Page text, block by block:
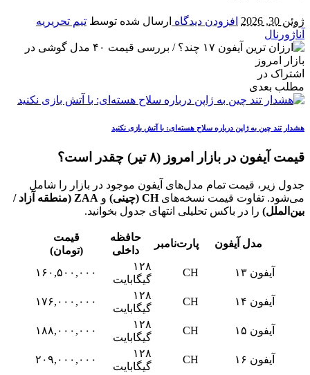
ژوئن 30, 2026 افزودن دیدگاه ارسال شده توسط تیم تحریریه
آناژورنال
اشتراک در
مطلب بعدی
هشدار تند چین به ژاپن درباره سلاح هسته‌ای: با آتش بازی نکنید
قیمت آیفون در بازار امروز (۸ تیر) چقدر است؟
جدول زیر، قیمت تمام مدل‌های آیفون موجود در بازار را شامل
می‌شود. تفاوت قیمت نسخه‌هایCH (چینی) و
ZAA (منطقه آزاد /
بین‌الملل) را در باکس تحلیلی انتهای جدول بخوانید.
مدل آیفون پارت‌نامبر
حافظه
داخلی
قیمت
(تومان)
آیفون ۱۳
CH
۱۲۸
گیگابایت
۱۶۰,۵۰۰,۰۰۰
آیفون ۱۴ CH
۱۲۸
گیگابایت
۱۷۶,۰۰۰,۰۰۰
آیفون ۱۵ CH
۱۲۸
گیگابایت
۱۸۸,۰۰۰,۰۰۰
آیفون ۱۶ CH
۱۲۸
گیگابایت
۲۰۹,۰۰۰,۰۰۰